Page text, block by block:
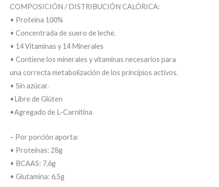
COMPOSICIÓN / DISTRIBUCIÓN CALÓRICA:
• Proteína 100%
• Concentrada de suero de leche.
• 14 Vitaminas y 14 Minerales
• Contiene los minerales y vitaminas necesarios para
una correcta metabolización de los principios activos.
• Sin azúcar.
•Libre de Glúten
•Agregado de L-Carnitina
– Por porción aporta:
• Proteínas: 28g
• BCAAS: 7,6g
• Glutamina: 6,5g